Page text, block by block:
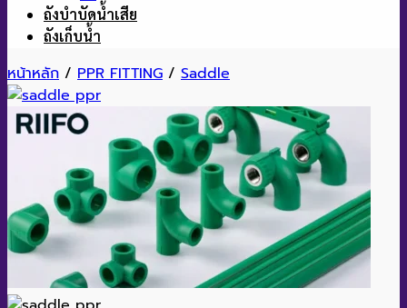
ถังบำบัดน้ำเสีย
ถังเก็บน้ำ
หน้าหลัก / PPR FITTING / Saddle